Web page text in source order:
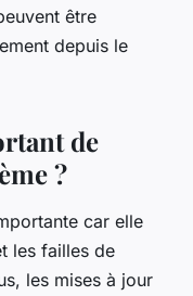
être
depuis le
de
?
car elle
les failles de
les mises à jour